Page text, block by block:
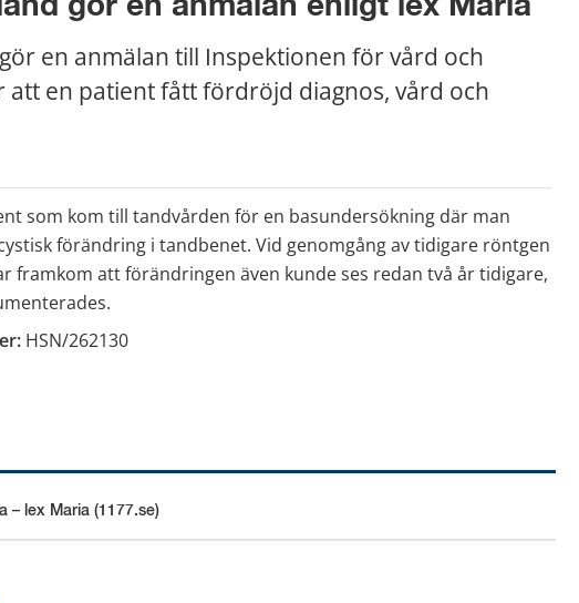
gör en anmälan enligt lex Maria
en anmälan till Inspektionen för vård och
att en patient fått fördröjd diagnos, vård och
som kom till tandvården för en basundersökning där man
förändring i tandbenet. Vid genomgång av tidigare röntgen
framkom att förändringen även kunde ses redan två år tidigare,
HSN/262130
– lex Maria (1177.se)